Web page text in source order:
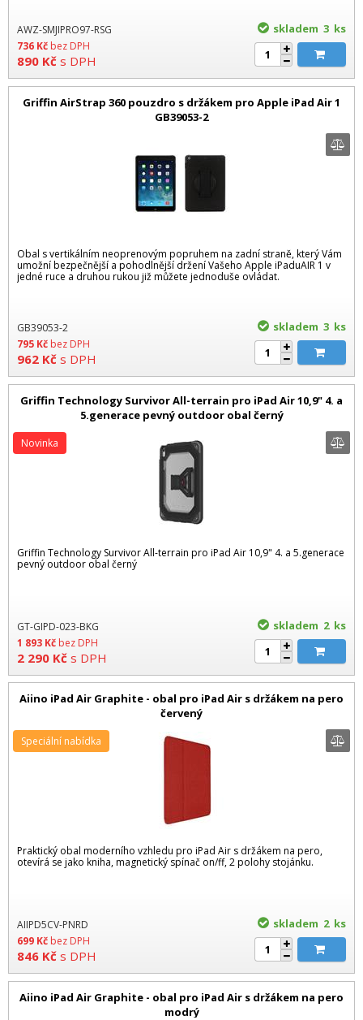
skladem 3 ks
AWZ-SMJIPRO97-RSG
736 Kč bez DPH
890 Kč s DPH
Griffin AirStrap 360 pouzdro s držákem pro Apple iPad Air 1
GB39053-2
Obal s vertikálním neoprenovým popruhem na zadní straně, který Vám
umožní bezpečnější a pohodlnější držení Vašeho Apple iPaduAIR 1 v
jedné ruce a druhou rukou již můžete jednoduše ovládat.
skladem 3 ks
GB39053-2
795 Kč bez DPH
962 Kč s DPH
Griffin Technology Survivor All-terrain pro iPad Air 10,9" 4. a
5.generace pevný outdoor obal černý
Griffin Technology Survivor All-terrain pro iPad Air 10,9" 4. a 5.generace
pevný outdoor obal černý
Novinka
skladem 2 ks
GT-GIPD-023-BKG
1 893 Kč bez DPH
2 290 Kč s DPH
Aiino iPad Air Graphite - obal pro iPad Air s držákem na pero
červený
Praktický obal moderního vzhledu pro iPad Air s držákem na pero,
otevírá se jako kniha, magnetický spínač on/ff, 2 polohy stojánku.
Speciální nabídka
skladem 2 ks
AIIPD5CV-PNRD
699 Kč bez DPH
846 Kč s DPH
Aiino iPad Air Graphite - obal pro iPad Air s držákem na pero
modrý